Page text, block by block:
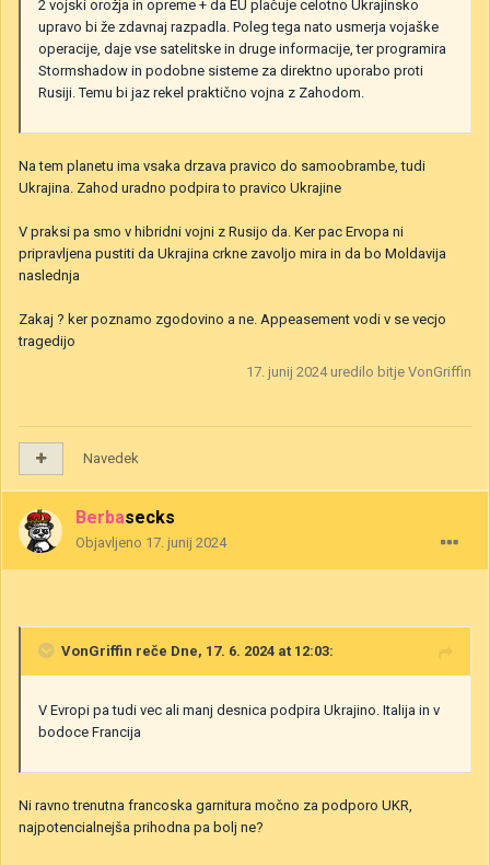
2 vojski orožja in opreme + da EU plačuje celotno Ukrajinsko
upravo bi že zdavnaj razpadla. Poleg tega nato usmerja vojaške
operacije, daje vse satelitske in druge informacije, ter programira
Stormshadow in podobne sisteme za direktno uporabo proti
Rusiji. Temu bi jaz rekel praktično vojna z Zahodom.
Na tem planetu ima vsaka drzava pravico do samoobrambe, tudi
Ukrajina. Zahod uradno podpira to pravico Ukrajine
V praksi pa smo v hibridni vojni z Rusijo da. Ker pac Ervopa ni
pripravljena pustiti da Ukrajina crkne zavoljo mira in da bo Moldavija
naslednja
Zakaj ? ker poznamo zgodovino a ne. Appeasement vodi v se vecjo
tragedijo
17. junij 2024uredilo bitje VonGriffin
Navedek
Berbasecks
Objavljeno 17. junij 2024
VonGriffin reče Dne, 17. 6. 2024 at 12:03:
V Evropi pa tudi vec ali manj desnica podpira Ukrajino. Italija in v
bodoce Francija
Ni ravno trenutna francoska garnitura močno za podporo UKR,
najpotencialnejša prihodna pa bolj ne?